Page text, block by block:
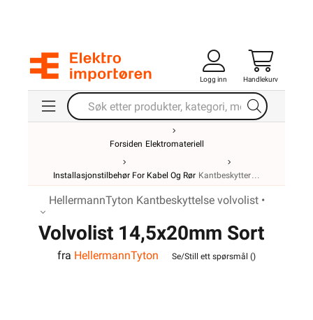
Logg inn Handlekurv
Forsiden Elektromateriell
Installasjonstilbehør For Kabel Og Rør Kantbeskytter
HellermannTyton Kantbeskyttelse volvolist •
Volvolist 14,5x20mm Sort
fra HellermannTyton Se/Still ett spørsmål ()